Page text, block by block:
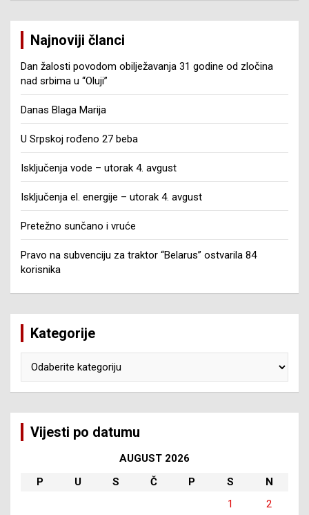
Najnoviji članci
Dan žalosti povodom obilježavanja 31 godine od zločina
nad srbima u “Oluji”
Danas Blaga Marija
U Srpskoj rođeno 27 beba
Isključenja vode – utorak 4. avgust
Isključenja el. energije – utorak 4. avgust
Pretežno sunčano i vruće
Pravo na subvenciju za traktor “Belarus” ostvarila 84
korisnika
Kategorije
Vijesti po datumu
AUGUST 2026
P
U S Č P S
N
1
2